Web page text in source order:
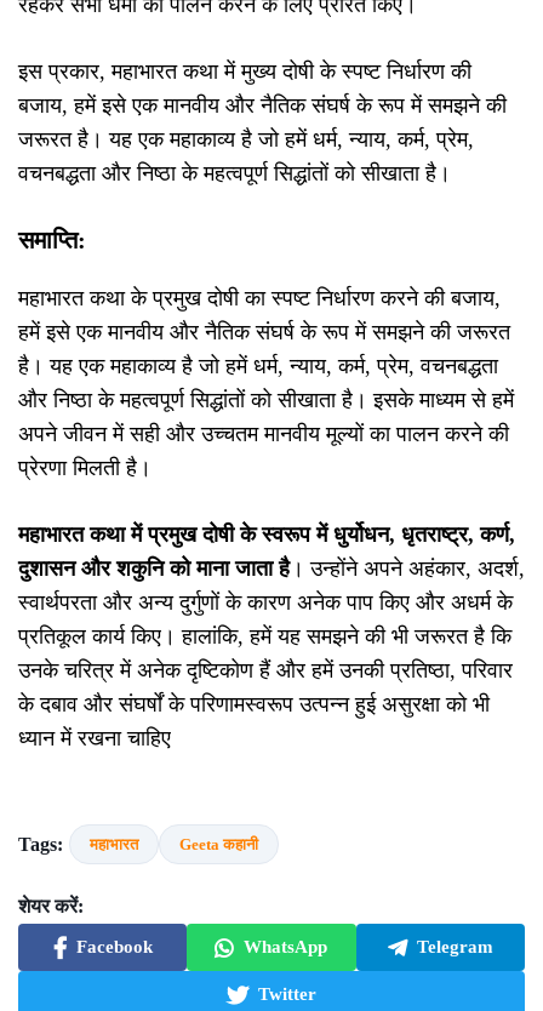
रहकर सभी धर्मों का पालन करने के लिए प्रेरित किए।
इस प्रकार, महाभारत कथा में मुख्य दोषी के स्पष्ट निर्धारण की
बजाय, हमें इसे एक मानवीय और नैतिक संघर्ष के रूप में समझने की
जरूरत है। यह एक महाकाव्य है जो हमें धर्म, न्याय, कर्म, प्रेम,
वचनबद्धता और निष्ठा के महत्वपूर्ण सिद्धांतों को सीखाता है।
समाप्ति:
महाभारत कथा के प्रमुख दोषी का स्पष्ट निर्धारण करने की बजाय,
हमें इसे एक मानवीय और नैतिक संघर्ष के रूप में समझने की जरूरत
है। यह एक महाकाव्य है जो हमें धर्म, न्याय, कर्म, प्रेम, वचनबद्धता
और निष्ठा के महत्वपूर्ण सिद्धांतों को सीखाता है। इसके माध्यम से हमें
अपने जीवन में सही और उच्चतम मानवीय मूल्यों का पालन करने की
प्रेरणा मिलती है।
महाभारत कथा में प्रमुख दोषी के स्वरूप में धुर्योधन, धृतराष्ट्र, कर्ण,
दुशासन और शकुनि को माना जाता है। उन्होंने अपने अहंकार, अदर्श,
स्वार्थपरता और अन्य दुर्गुणों के कारण अनेक पाप किए और अधर्म के
प्रतिकूल कार्य किए। हालांकि, हमें यह समझने की भी जरूरत है कि
उनके चरित्र में अनेक दृष्टिकोण हैं और हमें उनकी प्रतिष्ठा, परिवार
के दबाव और संघर्षों के परिणामस्वरूप उत्पन्न हुई असुरक्षा को भी
ध्यान में रखना चाहिए
Tags: महाभारत Geeta कहानी
शेयर करें:
Facebook WhatsApp Telegram
Twitter